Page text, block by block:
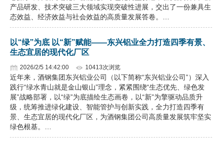
产品研发、技术突破三大领域实现突破性进展，交出了一份兼具生
态效益、经济效益与社会效益的高质量发展答卷。…
以“绿”为底 以“新”赋能——东兴铝业全力打造四季有景、
生态宜居的现代化厂区
2026/2/5 14:42:00 10413次浏览
近年来，酒钢集团东兴铝业公司（以下简称“东兴铝业公司”）深入
践行“绿水青山就是金山银山”理念，紧紧围绕“生态优先、绿色发
展”战略部署，以“绿”为底描绘生态画卷，以“新”为擎驱动品质升
级，统筹推进绿化建设、智能管护与创新实践，全力打造四季有
景、生态宜居的现代化厂区，为酒钢集团公司高质量发展筑牢坚实
绿色根基。…